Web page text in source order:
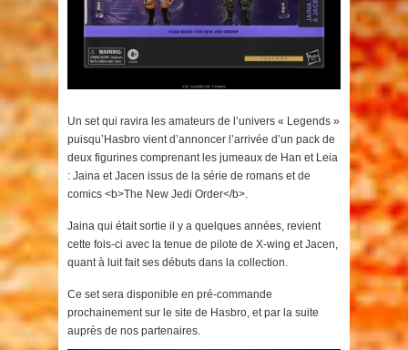
Un set qui ravira les amateurs de l’univers « Legends »
puisqu’Hasbro vient d’annoncer l’arrivée d’un pack de
deux figurines comprenant les jumeaux de Han et Leia
: Jaina et Jacen issus de la série de romans et de
comics <b>The New Jedi Order</b>.
Jaina qui était sortie il y a quelques années, revient
cette fois-ci avec la tenue de pilote de X-wing et Jacen,
quant à luit fait ses débuts dans la collection.
Ce set sera disponible en pré-commande
prochainement sur le site de Hasbro, et par la suite
auprès de nos partenaires.